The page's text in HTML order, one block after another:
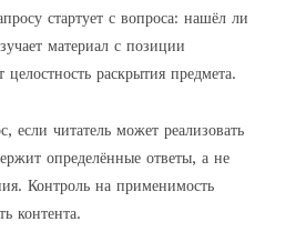
стартует с вопроса: нашёл ли
материал с позиции
целостность раскрытия предмета.
если читатель может реализовать
определённые ответы, а не
Контроль на применимость
контента.